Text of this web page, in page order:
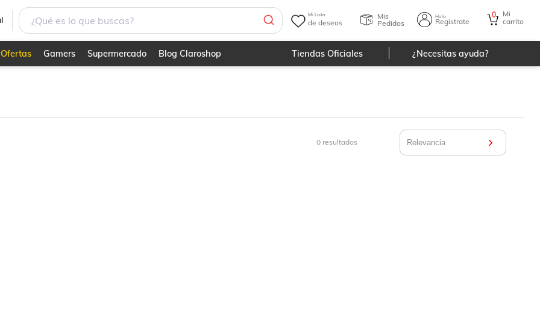
Mi Lista
de deseos
Mis
Pedidos
Hola
Registrate
0
Mi
carrito
Ofertas Gamers Supermercado Blog Claroshop Tiendas Oficiales ¿Necesitas ayuda?
0resultados